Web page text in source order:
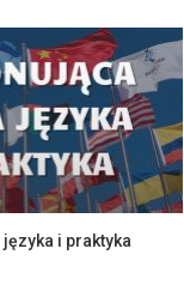
i praktyka